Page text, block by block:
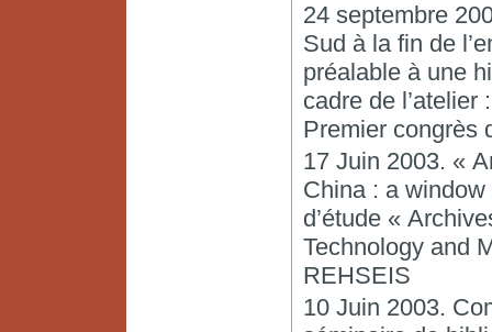
24 septembre
Sud à la fin de
préalable à une
cadre de
Premier congrès
17 Juin 2003. «
China : a
d’étude «
Technology and
REHSEIS
10 Juin 2003.